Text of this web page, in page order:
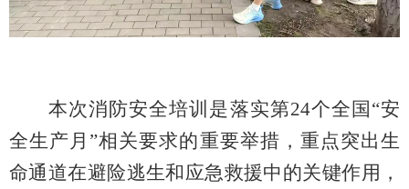
本次消防安全培训是落实第24个全国 “安
全生产月”相关要求的重要举措， 重点突出生
命通道在避险逃生和应急救援中的关键作用，